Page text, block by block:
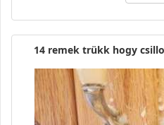
14 remek trükk hogy